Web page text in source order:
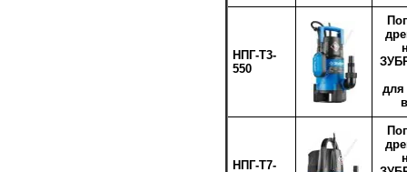
НПГ-Т3-
550
для
НПГ-Т7-